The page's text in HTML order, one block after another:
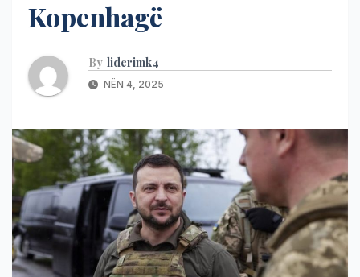
Kopenhagë
By liderimk4
NËN 4, 2025